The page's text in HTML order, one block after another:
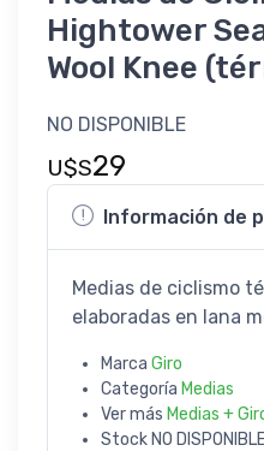
Hightower
Wool Knee
NO DISPONIBLE
U$S29
Información de
Medias de ciclismo
elaboradas en lana
Marca Giro
Categoría Medias
Ver más Medias +
Stock NO